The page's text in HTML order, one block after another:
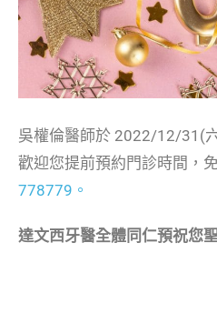
吳權倫醫師於 2022/12/31(
歡迎您提前預約門診時間，
778779。
達文西牙醫全體同仁預祝您